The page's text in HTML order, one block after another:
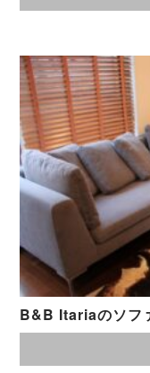
B&B Itariaのソフ